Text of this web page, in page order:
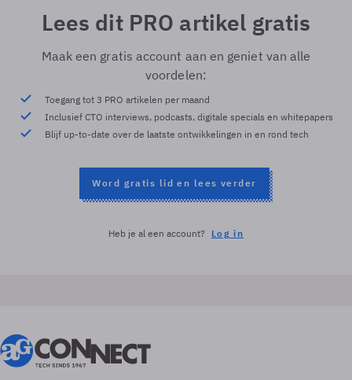
Lees dit PRO artikel gratis
Maak een gratis account aan en geniet van alle
voordelen:
Toegang tot 3 PRO artikelen per maand
Inclusief CTO interviews, podcasts, digitale specials en whitepapers
Blijf up-to-date over de laatste ontwikkelingen in en rond tech
Word gratis lid en lees verder
Heb je al een account? Log in